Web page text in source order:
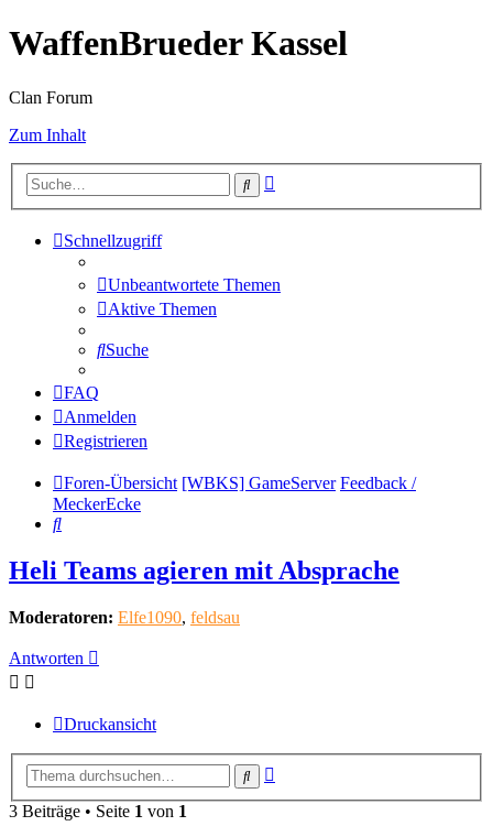
WaffenBrueder Kassel
Clan Forum
Zum Inhalt
Suche
Schnellzugriff
Unbeantwortete Themen
Aktive Themen
Suche
FAQ
Anmelden
Registrieren
Foren-Übersicht [WBKS] GameServer Feedback /
MeckerEcke
Suche
Heli Teams agieren mit Absprache
Moderatoren: Elfe1090, feldsau
Antworten
Druckansicht
Suche
3 Beiträge • Seite 1 von 1